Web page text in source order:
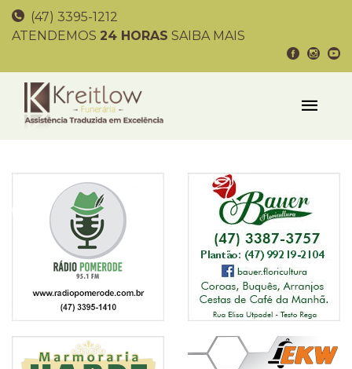
(47) 3395-1212
ATENDEMOS 24 HORAS SAIBA MAIS